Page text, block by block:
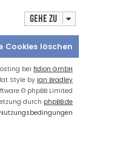
s
t
r
e
i
t
r
a
Gehe zu
Cookies löschen
bei fidion GmbH
Style by Ian Bradley
© phpBB Limited
durch phpBB.de
Nutzungsbedingungen